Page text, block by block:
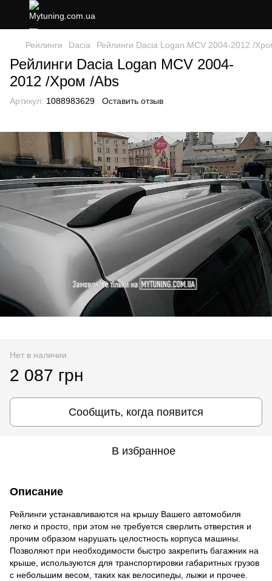
Рейлинги Dacia Рейлинги Dacia Logan MCV 2004-2012 /
Рейлинги Dacia Logan MCV 2004-
2012 /Хром /Abs
Артикул: 1088983629 Оставить отзыв
Нет в наличии
2 087 грн
Сообщить, когда появится
В избранное
Описание
Рейлинги устанавливаются на крышу Вашего автомобиля
легко и просто, при этом не требуется сверлить отверстия и
прочим образом нарушать целостность корпуса машины.
Позволяют при необходимости быстро закрепить багажник на
крыше, используются для транспортировки габаритных грузов
с небольшим весом, таких как велосипеды, лыжи и прочее.